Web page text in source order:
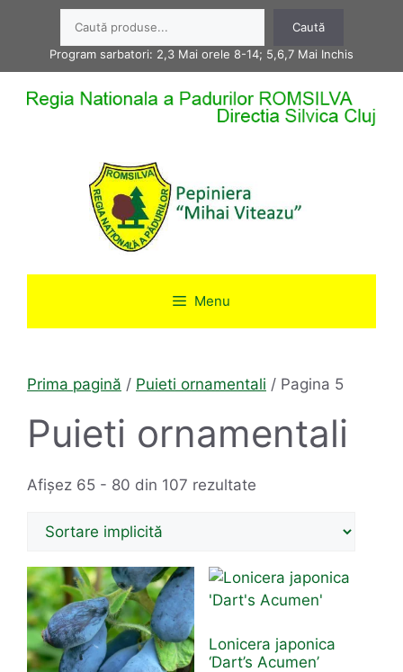
conținut
Caută
Program sarbatori: 2,3 Mai orele 8-14; 5,6,7 Mai Inchis
Menu
Prima pagină / Puieti ornamentali / Pagina 5
Puieti ornamentali
Afișez 65 - 80 din 107 rezultate
Lonicera japonica
‘Dart’s Acumen’